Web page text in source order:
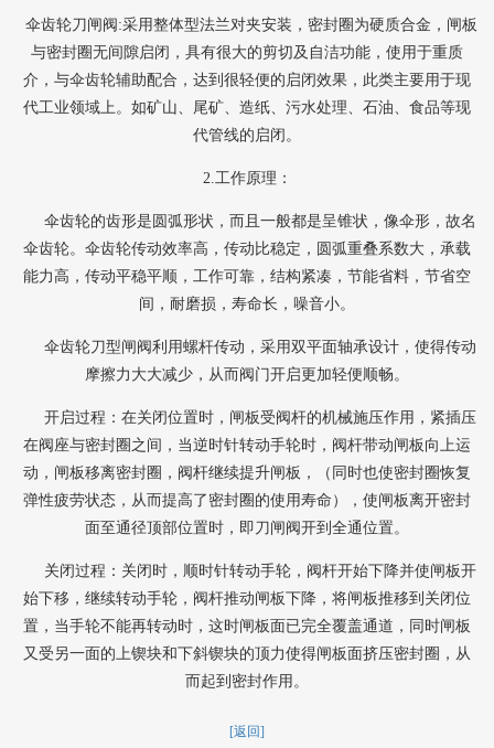
伞齿轮刀闸阀 :采用整体型法兰对夹安装，密封圈为硬质合金，闸板
与密封圈无间隙启闭，具有很大的剪切及自洁功能，使用于重质
介，与伞齿轮辅助配合，达到很轻便的启闭效果，此类主要用于现
代工业领域上。如矿山、尾矿、造纸、污水处理、石油、食品等现
代管线的启闭。
2.工作原理：
伞齿轮的齿形是圆弧形状，而且一般都是呈锥状，像伞形，故名
伞齿轮。伞齿轮传动效率高，传动比稳定，圆弧重叠系数大，承载
能力高，传动平稳平顺，工作可靠，结构紧凑，节能省料，节省空
间，耐磨损，寿命长，噪音小。
伞齿轮刀型闸阀利用螺杆传动，采用双平面轴承设计，使得传动
摩擦力大大减少，从而阀门开启更加轻便顺畅。
开启过程：在关闭位置时，闸板受阀杆的机械施压作用，紧插压
在阀座与密封圈之间，当逆时针转动手轮时，阀杆带动闸板向上运
动，闸板移离密封圈，阀杆继续提升闸板，（同时也使密封圈恢复
弹性疲劳状态，从而提高了密封圈的使用寿命），使闸板离开密封
面至通径顶部位置时，即刀闸阀开到全通位置。
关闭过程：关闭时，顺时针转动手轮，阀杆开始下降并使闸板开
始下移，继续转动手轮，阀杆推动闸板下降，将闸板推移到关闭位
置，当手轮不能再转动时，这时闸板面已完全覆盖通道，同时闸板
又受另一面的上锲块和下斜锲块的顶力使得闸板面挤压密封圈，从
而起到密封作用。
[返回]